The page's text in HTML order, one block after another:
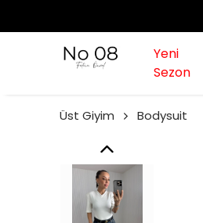
Yeni
Sezon
Üst Giyim Bodysuit